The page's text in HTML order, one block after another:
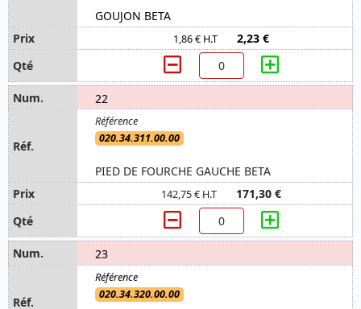
GOUJON BETA
1,86 € H.T 2,23 €
22
020.34.311.00.00
PIED DE FOURCHE GAUCHE BETA
142,75 € H.T 171,30 €
23
020.34.320.00.00